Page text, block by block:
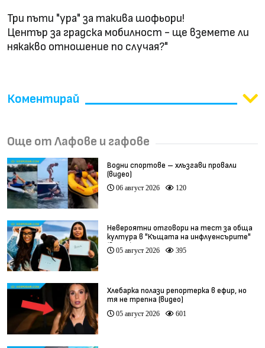
Три пъти "ура" за такива шофьори!
Център за градска мобилност - ще вземете ли
някакво отношение по случая?"
Коментирай
Още от Лафове и гафове
Водни спортове – хлъзгави провали
(видео)
06 август 2026 120
Невероятни отговори на тест за обща
култура в "Къщата на инфлуенсърите"
(видео)
05 август 2026 395
Хлебарка полази репортерка в ефир, но
тя не трепна (видео)
05 август 2026 601